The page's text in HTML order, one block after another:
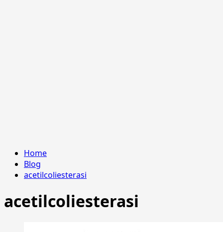
Home
Blog
acetilcoliesterasi
acetilcoliesterasi